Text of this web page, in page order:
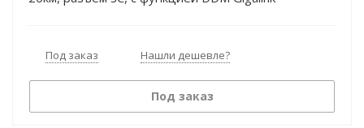
Под заказ Нашли дешевле?
Под заказ